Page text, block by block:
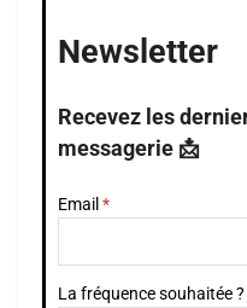
Newsletter
Recevez les
messagerie 📩
Email
La fréquence souhaitée ?